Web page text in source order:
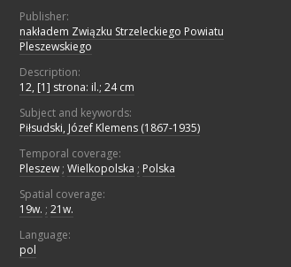
Publisher:
nakładem Związku Strzeleckiego Powiatu
Pleszewskiego
Description:
12, [1] strona: il.; 24 cm
Subject and keywords:
Piłsudski, Józef Klemens (1867-1935)
Temporal coverage:
Pleszew ; Wielkopolska ; Polska
Spatial coverage:
19w. ; 21w.
Language:
pol